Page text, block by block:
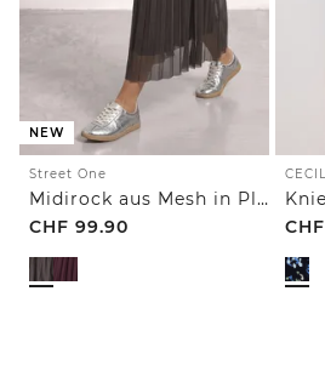
NEW
Street One
Midirock aus Mesh in Plisséestruktur
CHF 99.90
CECIL
CHF